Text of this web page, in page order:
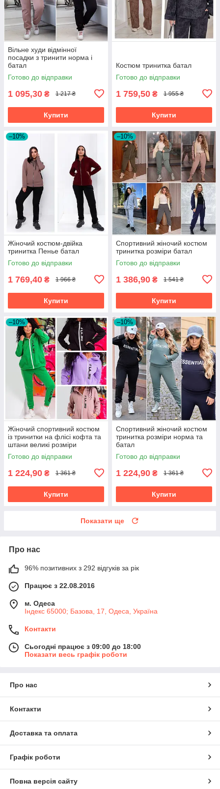
Вільне худи відмінної
посадки з тринити норма і
батал
Готово до відправки
1 095,30 ₴ 1 217 ₴
Купити
Костюм тринитка батал
Готово до відправки
1 759,50 ₴ 1 955 ₴
Купити
–10%
Жіночий костюм-двійка
тринитка Пенье батал
Готово до відправки
1 769,40 ₴ 1 966 ₴
Купити
–10%
Спортивний жіночий костюм
тринитка розміри батал
Готово до відправки
1 386,90 ₴ 1 541 ₴
Купити
–10%
Жіночий спортивний костюм
із тринитки на флісі кофта та
штани великі розміри
Готово до відправки
1 224,90 ₴ 1 361 ₴
Купити
–10%
Спортивний жіночий костюм
тринитка розміри норма та
батал
Готово до відправки
1 224,90 ₴ 1 361 ₴
Купити
Показати ще
Про нас
96% позитивних з 292 відгуків за рік
Працює з 22.08.2016
м. Одеса
Індекс 65000; Базова, 17, Одеса, Україна
Контакти
Сьогодні працює з 09:00 до 18:00
Показати весь графік роботи
Про нас
Контакти
Доставка та оплата
Графік роботи
Повна версія сайту